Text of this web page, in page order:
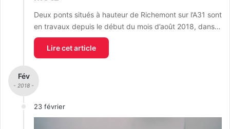
Deux ponts situés à hauteur de Richemont sur l’A31 sont
en travaux depuis le début du mois d’août 2018, dans…
Lire cet article
Fév
- 2018 -
23 février